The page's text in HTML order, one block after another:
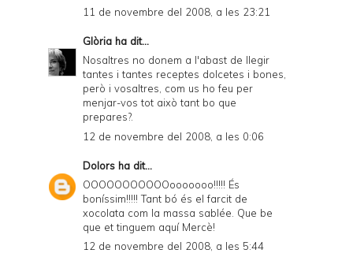
11 de novembre del 2008, a les 23:21
Glòria ha dit...
Nosaltres no donem a l'abast de llegir
tantes i tantes receptes dolcetes i bones,
però i vosaltres, com us ho feu per
menjar-vos tot això tant bo que
prepares?.
12 de novembre del 2008, a les 0:06
Dolors ha dit...
OOOOOOOOOOOooooooo!!!!! És
boníssim!!!!! Tant bó és el farcit de
xocolata com la massa sablée. Que be
que et tinguem aquí Mercè!
12 de novembre del 2008, a les 5:44